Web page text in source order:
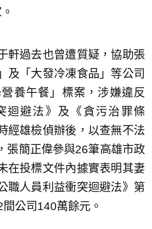
軒過去也曾遭質疑，協助張
及「大發冷凍食品」等公司
養午餐」標案，涉嫌違反
迴避法》及《貪污治罪條
經雄檢偵辦後，以查無不法
張簡正偉參與26筆高雄市政
在投標文件內據實表明其妻
職人員利益衝突迴避法》第
公司140萬餘元。